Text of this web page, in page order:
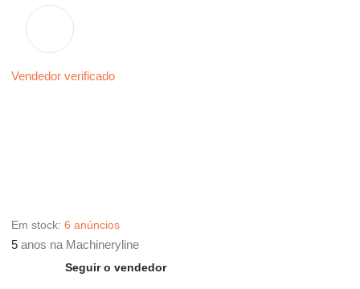
Vendedor verificado
Em stock: 6 anúncios
5 anos na Machineryline
Seguir o vendedor